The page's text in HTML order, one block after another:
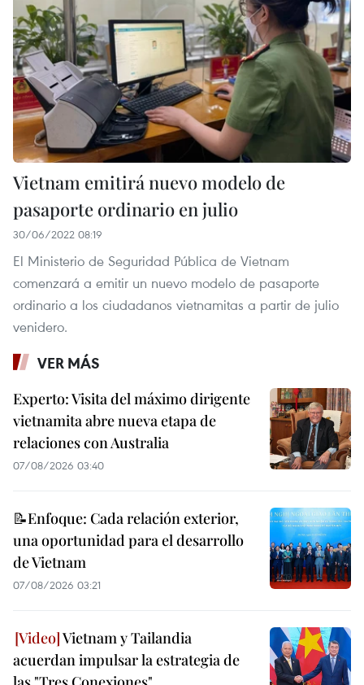
Vietnam emitirá nuevo modelo de
pasaporte ordinario en julio
30/06/2022 08:19
El Ministerio de Seguridad Pública de Vietnam
comenzará a emitir un nuevo modelo de pasaporte
ordinario a los ciudadanos vietnamitas a partir de julio
venidero.
VER MÁS
Experto: Visita del máximo dirigente
vietnamita abre nueva etapa de
relaciones con Australia
07/08/2026 03:40
📝Enfoque: Cada relación exterior,
una oportunidad para el desarrollo
de Vietnam
07/08/2026 03:21
Vietnam y Tailandia
acuerdan impulsar la estrategia de